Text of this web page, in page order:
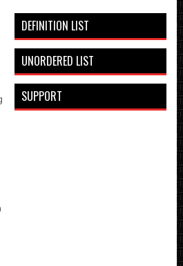
DEFINITION LIST
UNORDERED LIST
SUPPORT